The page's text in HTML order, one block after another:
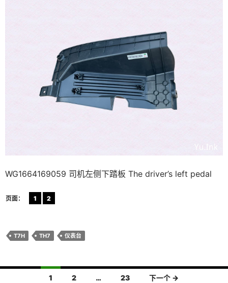
WG1664169059 司机左侧下踏板 The driver’s left pedal
页面： 1 2
T7H TH7 仪表台
1 2 … 23 下一个 →